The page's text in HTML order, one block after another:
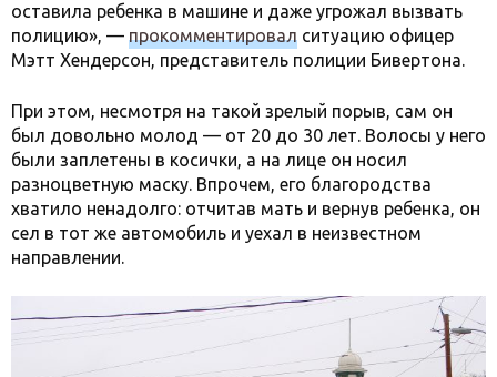
оставила ребенка в машине и даже угрожал вызвать
полицию», — прокомментировал ситуацию офицер
Мэтт Хендерсон, представитель полиции Бивертона.
При этом, несмотря на такой зрелый порыв, сам он
был довольно молод — от 20 до 30 лет. Волосы у него
были заплетены в косички, а на лице он носил
разноцветную маску. Впрочем, его благородства
хватило ненадолго: отчитав мать и вернув ребенка, он
сел в тот же автомобиль и уехал в неизвестном
направлении.